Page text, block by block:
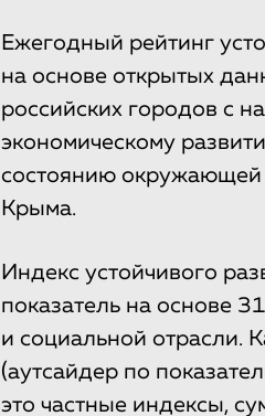
Ежегодный рейтинг
на основе открытых
российских городов с
экономическому
состоянию окружающей
Крыма.
Индекс устойчивого
показатель на основе
и социальной отрасли.
(аутсайдер по
это частные индексы,